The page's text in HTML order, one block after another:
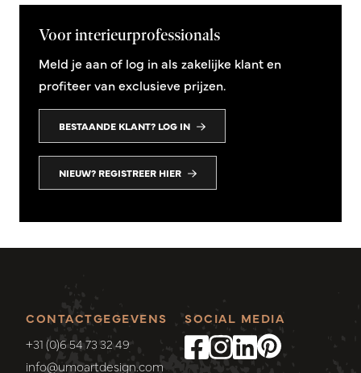
Voor interieurprofessionals
Meld je aan of log in als zakelijke klant en
profiteer van exclusieve prijzen.
BESTAANDE KLANT? LOG IN
NIEUW? REGISTREER HIER
CONTACTGEGEVENS
+31 (0)6 54 73 32 49
info@umoartdesign.com
SOCIAL MEDIA